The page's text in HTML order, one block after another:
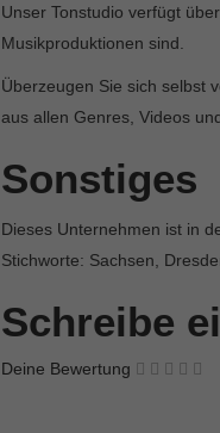
Unser Tonstudio verfügt
Musikproduktionen sind.
Überzeugen Sie sich selbst
aus allen Genres, Videos
Sonstiges
Dieses Unternehmen ist in
Stichworte: Sachsen,
Schreibe
Deine Bewertung